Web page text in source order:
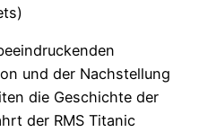
und der Nachstellung
die Geschichte der
der RMS Titanic